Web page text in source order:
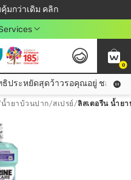
มกว่าเดิม คลิก
ดเพิ่มจุก ๆ 10%! 🎉
อชอป 499฿
คลับดียังไง?
0
มีบัตรสมาชิกวัตสัน คลับรึยัง? สิทธิประหยัดสุดว้าวรอคุณอยู่ ชอปคุ้มกว่าเดิม คลิก!
ประหยัดสุดว้าวรอคุณอยู่ ชอปคุ้มก
น้ำยาบ้วนปาก/สเปรย์/ลิสเตอรีน น้ำย